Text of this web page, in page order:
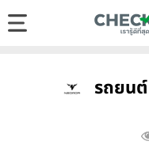
รถยน